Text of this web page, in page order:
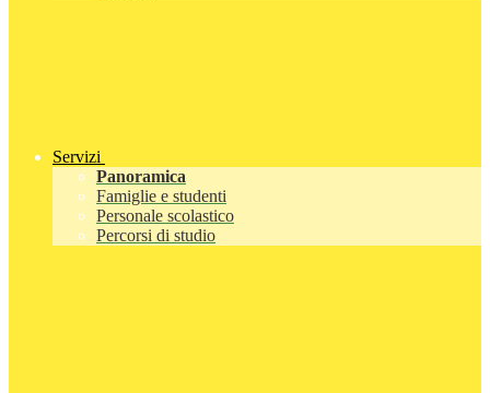
Servizi
Panoramica
Famiglie e studenti
Personale scolastico
Percorsi di studio